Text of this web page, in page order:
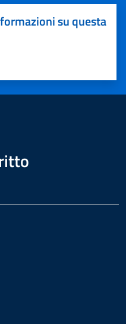
su questa
5